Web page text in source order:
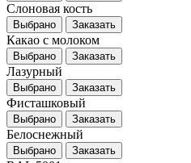
Слоновая кость
Выбрано Заказать
Какао с молоком
Выбрано Заказать
Лазурный
Выбрано Заказать
Фисташковый
Выбрано Заказать
Белоснежный
Выбрано Заказать